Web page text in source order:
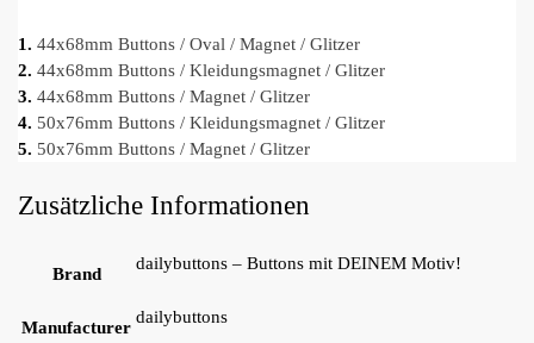
1. 44x68mm Buttons / Oval / Magnet / Glitzer
2. 44x68mm Buttons / Kleidungsmagnet / Glitzer
3. 44x68mm Buttons / Magnet / Glitzer
4. 50x76mm Buttons / Kleidungsmagnet / Glitzer
5. 50x76mm Buttons / Magnet / Glitzer
Zusätzliche Informationen
Brand
dailybuttons – Buttons mit DEINEM Motiv!
Manufacturer
dailybuttons